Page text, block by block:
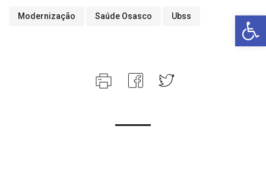
Modernização Saúde Osasco Ubss Open toolbar